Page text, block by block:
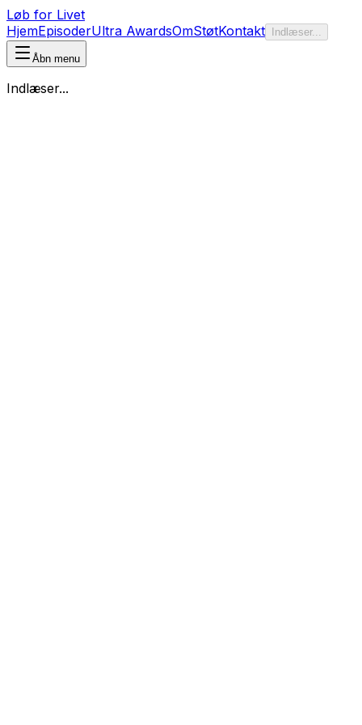
Løb for Livet
HjemEpisoderUltra AwardsOmStøtKontakt Indlæser...
Åbn menu
Indlæser...